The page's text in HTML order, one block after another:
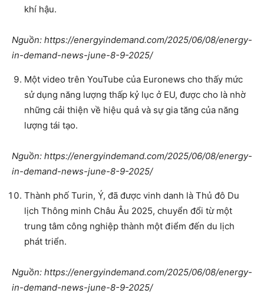
khí hậu.
Nguồn: https://energyindemand.com/2025/06/08/energy-
in-demand-news-june-8-9-2025/
Một video trên YouTube của Euronews cho thấy mức
sử dụng năng lượng thấp kỷ lục ở EU, được cho là nhờ
những cải thiện về hiệu quả và sự gia tăng của năng
lượng tái tạo.
Nguồn: https://energyindemand.com/2025/06/08/energy-
in-demand-news-june-8-9-2025/
Thành phố Turin, Ý, đã được vinh danh là Thủ đô Du
lịch Thông minh Châu Âu 2025, chuyển đổi từ một
trung tâm công nghiệp thành một điểm đến du lịch
phát triển.
Nguồn: https://energyindemand.com/2025/06/08/energy-
in-demand-news-june-8-9-2025/